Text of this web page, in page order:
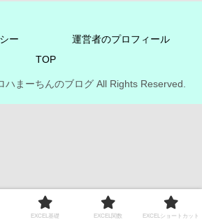
ー
運営者のプロフィール
TOP
まーちんのブログ All Rights Reserved.
EXCEL基礎 EXCEL関数 EXCELショートカット